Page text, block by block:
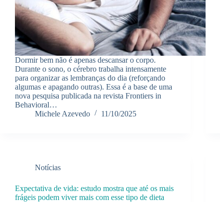
Dormir bem não é apenas descansar o corpo.
Durante o sono, o cérebro trabalha intensamente
para organizar as lembranças do dia (reforçando
algumas e apagando outras). Essa é a base de uma
nova pesquisa publicada na revista Frontiers in
Behavioral…
Michele Azevedo
11/10/2025
Notícias
Expectativa de vida: estudo mostra que até os mais
frágeis podem viver mais com esse tipo de dieta